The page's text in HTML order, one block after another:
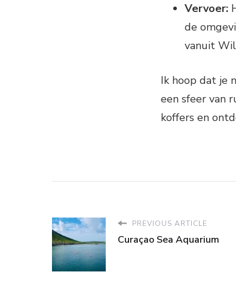
Vervoer:
de
vanuit
Ik hoop dat je
een sfeer van
koffers en
PREVIOUS ARTICLE
Curaçao Sea Aquarium